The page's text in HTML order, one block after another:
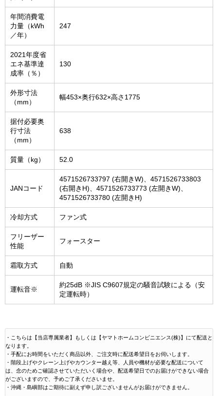
年間消費電
力量（kWh
／年）
247
2021年度省
エネ基準達
成率（％）
130
外形寸法
（mm）
幅453×奥行632×高さ1775
据付必要奥
行寸法
（mm）
638
質量（kg） 52.0
JANコード
4571526733797 (右開きW)、4571526733803
(右開きH)、4571526733773 (左開きW)、
4571526733780 (左開きH)
冷却方式 ファン式
フリーザー
性能
フォースター
霜取方式 自動
運転音※
約25dB ※JIS C9607規定の騒音試験による（安
定運転時）
・こちらは【当店専属業者】もしくは【ヤマトホームコンビニエンス(株)】にて配送と
なります。
・手配にお時間をいただく商品以外、ご注文時に配送希望日をお伺いします。
・階段上げやクレーン上げやカウンター越え等、人員や機材が必要な配送について
は、念のためご確認させていただいく場合や、配送希望日でのお届けができない場合
がございますので、予めご了承くださいませ。
・沖縄・島嶼部はご期待に副えず申し訳ございませんがお届けができません。